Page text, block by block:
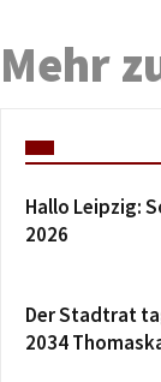
Mehr
Hallo Leipzig:
2026
Der Stadtrat
2034